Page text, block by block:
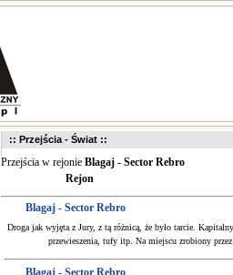
:: Przejścia - Świat ::
Przejścia w rejonie Blagaj - Sector Rebro
Rejon
Blagaj - Sector Rebro
Droga jak wyjęta z Jury, z tą różnicą, że było tarcie.
przewieszenia, tufy itp. Na miejscu zrobiony
Blagaj - Sector Rebro